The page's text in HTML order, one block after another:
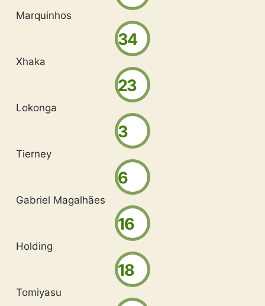
Marquinhos
34
Xhaka
23
Lokonga
3
Tierney
6
Gabriel Magalhães
16
Holding
18
Tomiyasu